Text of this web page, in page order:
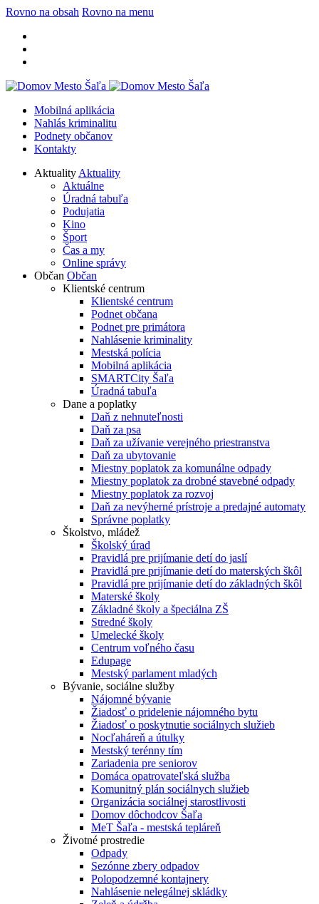
Rovno na obsah Rovno na menu
Mobilná aplikácia
Nahlás kriminalitu
Podnety občanov
Kontakty
Aktuality Aktuality
Aktuálne
Úradná tabuľa
Podujatia
Kino
Šport
Čas a my
Online správy
Občan Občan
Klientské centrum
Klientské centrum
Podnet občana
Podnet pre primátora
Nahlásenie kriminality
Mestská polícia
Mobilná aplikácia
SMARTCity Šaľa
Úradná tabuľa
Dane a poplatky
Daň z nehnuteľnosti
Daň za psa
Daň za užívanie verejného priestranstva
Daň za ubytovanie
Miestny poplatok za komunálne odpady
Miestny poplatok za drobné stavebné odpady
Miestny poplatok za rozvoj
Daň za nevýherné prístroje a predajné automaty
Správne poplatky
Školstvo, mládež
Školský úrad
Pravidlá pre prijímanie detí do jaslí
Pravidlá pre prijímanie detí do materských škôl
Pravidlá pre prijímanie detí do základných škôl
Materské školy
Základné školy a špeciálna ZŠ
Stredné školy
Umelecké školy
Centrum voľného času
Edupage
Mestský parlament mladých
Bývanie, sociálne služby
Nájomné bývanie
Žiadosť o pridelenie nájomného bytu
Žiadosť o poskytnutie sociálnych služieb
Nocľaháreň a útulky
Mestský terénny tím
Zariadenia pre seniorov
Domáca opatrovateľská služba
Komunitný plán sociálnych služieb
Organizácia sociálnej starostlivosti
Domov dôchodcov Šaľa
MeT Šaľa - mestská tepláreň
Životné prostredie
Odpady
Sezónne zbery odpadov
Polopodzemné kontajnery
Nahlásenie nelegálnej skládky